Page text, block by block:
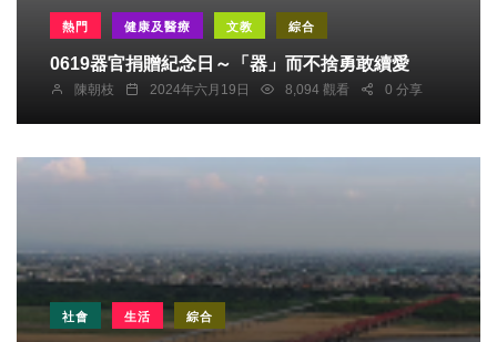
熱門 健康及醫療 文教 綜合
0619器官捐贈紀念日～「器」而不捨勇敢續愛
陳朝枝 2024年六月19日 8,094 觀看 0 分享
社會 生活 綜合